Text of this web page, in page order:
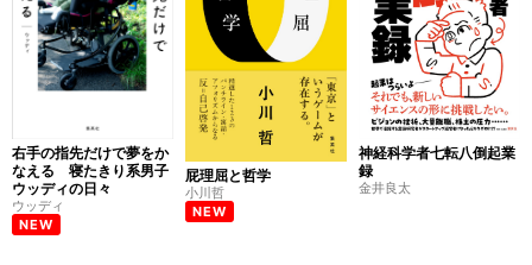
右手の指先だけで夢をか
なえる 寝たきり系男子
ウッディの日々
ウッディ
NEW
屁理屈と哲学
小川哲
NEW
神経科学者七転八倒起業
録
金井良太